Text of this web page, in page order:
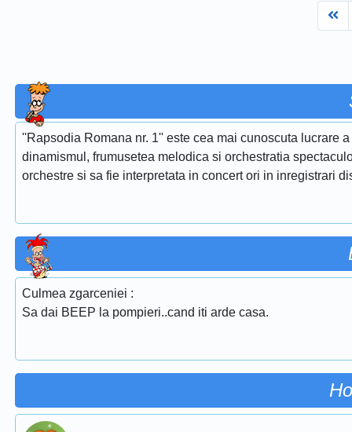
''Rapsodia Romana nr. 1'' este cea mai cunoscuta lucrare
dinamismul, frumusetea melodica si orchestratia
orchestre si sa fie interpretata in concert ori in inregistrari
Culmea zgarceniei :
Sa dai BEEP la pompieri..cand iti arde casa.